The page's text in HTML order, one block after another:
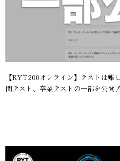
【RYT200オンライン】テストは難
間テスト、卒業テストの一部を公開！